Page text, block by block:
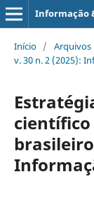
Informação
Início / Arquivos
v. 30 n. 2 (2025):